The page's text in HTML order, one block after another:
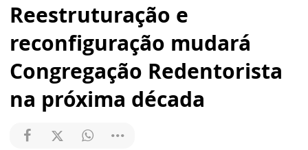
Reestruturação e
reconfiguração mudará
Congregação Redentorista
na próxima década